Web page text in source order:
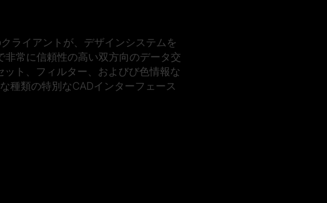
ライアントが、デザインシステムを
常に信頼性の高い双方向のデータ交
ト、フィルター、およびび色情報な
種類の特別なCADインターフェース